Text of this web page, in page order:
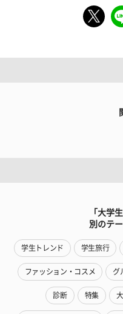
「大学
別のテ
学生トレンド 学生旅行
ファッション・コスメ グ
診断 特集